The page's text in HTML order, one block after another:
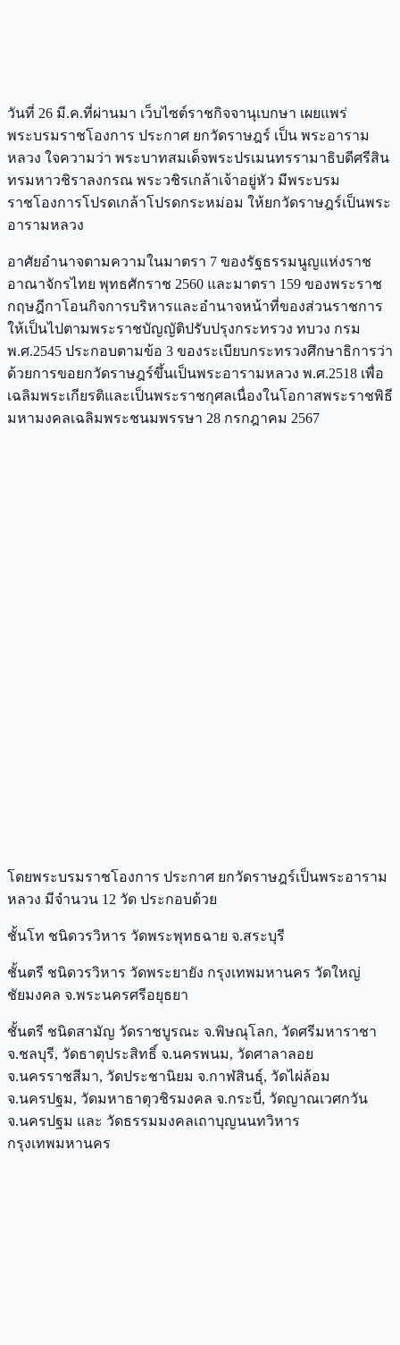
วันที่ 26 มี.ค.ที่ผ่านมา เว็บไซต์ราชกิจจานุเบกษา เผยแพร่
พระบรมราชโองการ ประกาศ ยกวัดราษฎร์ เป็น พระอาราม
หลวง ใจความว่า พระบาทสมเด็จพระปรเมนทรรามาธิบดีศรีสิน
ทรมหาวชิราลงกรณ พระวชิรเกล้าเจ้าอยู่หัว มีพระบรม
ราชโองการโปรดเกล้าโปรดกระหม่อม ให้ยกวัดราษฎร์เป็นพระ
อารามหลวง
อาศัยอำนาจตามความในมาตรา 7 ของรัฐธรรมนูญแห่งราช
อาณาจักรไทย พุทธศักราช 2560 และมาตรา 159 ของพระราช
กฤษฎีกาโอนกิจการบริหารและอำนาจหน้าที่ของส่วนราชการ
ให้เป็นไปตามพระราชบัญญัติปรับปรุงกระทรวง ทบวง กรม
พ.ศ.2545 ประกอบตามข้อ 3 ของระเบียบกระทรวงศึกษาธิการว่า
ด้วยการขอยกวัดราษฎร์ขึ้นเป็นพระอารามหลวง พ.ศ.2518 เพื่อ
เฉลิมพระเกียรติและเป็นพระราชกุศลเนื่องในโอกาสพระราชพิธี
มหามงคลเฉลิมพระชนมพรรษา 28 กรกฎาคม 2567
โดยพระบรมราชโองการ ประกาศ ยกวัดราษฎร์เป็นพระอาราม
หลวง มีจำนวน 12 วัด ประกอบด้วย
ชั้นโท ชนิดวรวิหาร วัดพระพุทธฉาย จ.สระบุรี
ชั้นตรี ชนิดวรวิหาร วัดพระยายัง กรุงเทพมหานคร วัดใหญ่
ชัยมงคล จ.พระนครศรีอยุธยา
ชั้นตรี ชนิดสามัญ วัดราชบูรณะ จ.พิษณุโลก, วัดศรีมหาราชา
จ.ชลบุรี, วัดธาตุประสิทธิ์ จ.นครพนม, วัดศาลาลอย
จ.นครราชสีมา, วัดประชานิยม จ.กาฬสินธุ์, วัดไผ่ล้อม
จ.นครปฐม, วัดมหาธาตุวชิรมงคล จ.กระบี่, วัดญาณเวศกวัน
จ.นครปฐม และ วัดธรรมมงคลเถาบุญนนทวิหาร
กรุงเทพมหานคร